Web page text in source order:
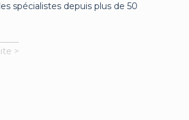
spécialistes depuis plus de 50
>